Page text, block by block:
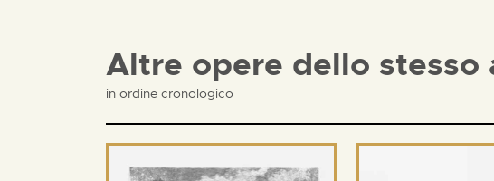
Altre opere dello stesso
in ordine cronologico